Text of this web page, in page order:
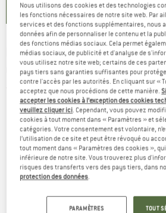
ICEBREAKER -Merino 125
Crewe - Sous-vêtement
(0)
Nous utilisons des cookies et des technologies
les fonctions nécessaires de notre site web. Par
services et des fonctions supplémentaires, nous
données afin de personnaliser le contenu et la
des fonctions médias sociaux. Cela permet
médias sociaux, de publicité et d'analyse de
vous utilisez notre site web; certains de ces
pays tiers sans garanties suffisantes pour
contre l'accès par les autorités. En cliquant sur «
acceptez que nous procédions de cette manière.
accepter les cookies à l’exception des cookies
veuillez cliquer ici. Cependant, vous pouvez
cookies à tout moment dans « Paramètres » et
catégories. Votre consentement est volontaire,
l’utilisation de ce site et peut être révoqué ou
tout moment dans « Paramètres des cookies »,
inférieure de notre site. Vous trouverez plus
risques des transferts vers des pays tiers, dans
protection des données.
PARAMÈTRES TOUT